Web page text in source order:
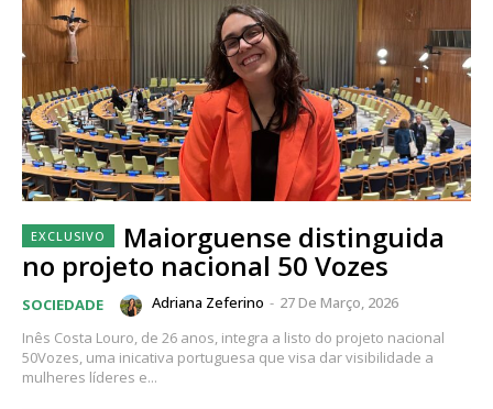
Maiorguense distinguida
no projeto nacional 50 Vozes
SOCIEDADE Adriana Zeferino - 27 De Março, 2026
Inês Costa Louro, de 26 anos, integra a listo do projeto nacional
50Vozes, uma inicativa portuguesa que visa dar visibilidade a
mulheres líderes e...